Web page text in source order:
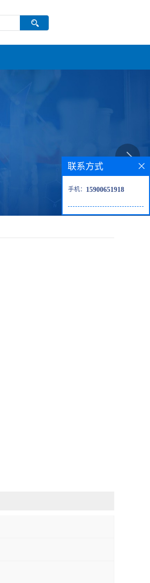
联系方式
手机： 15900651918